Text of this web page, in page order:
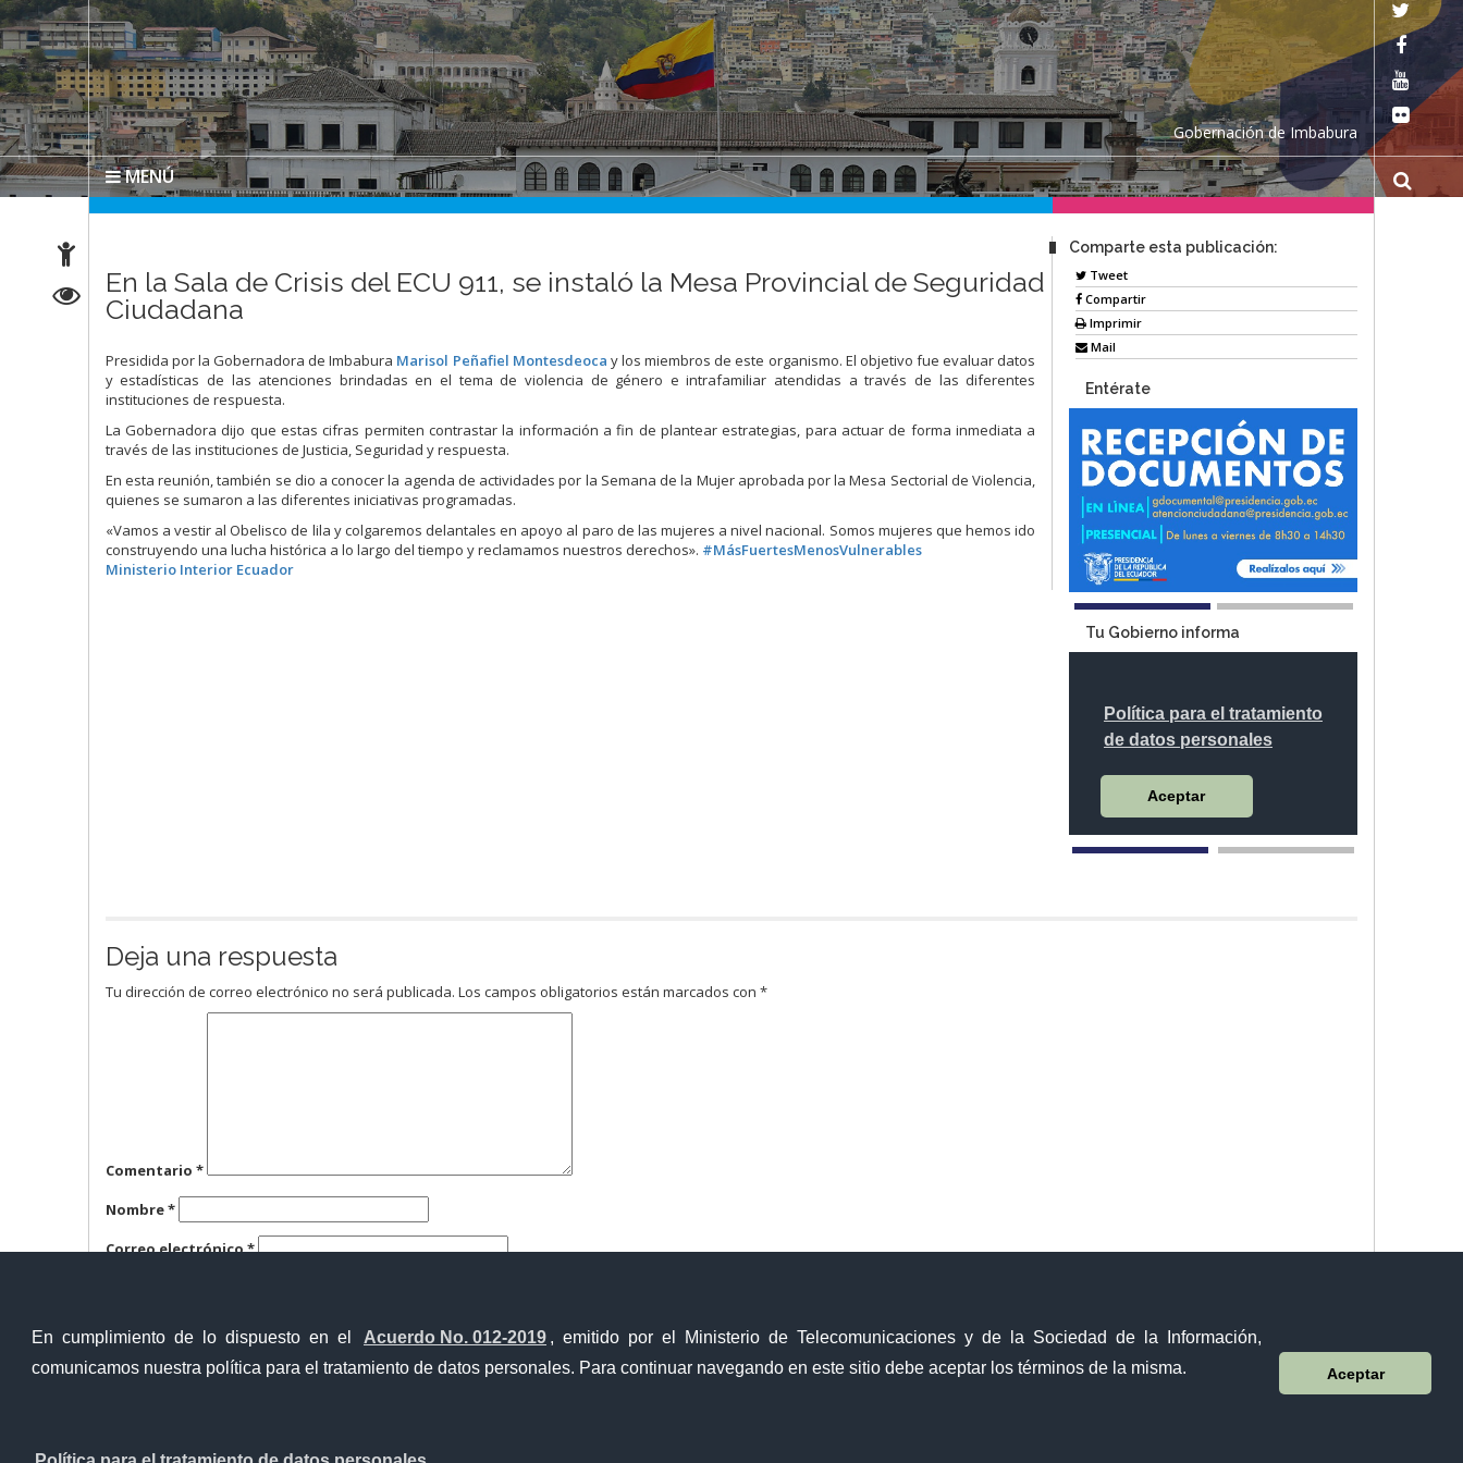
En cumplimiento de lo dispuesto en el Acuerdo No. 012-2019 , emitido por el Ministerio de Telecomunicaciones y de la Sociedad de la Información,
comunicamos nuestra política para el tratamiento de datos personales. Para continuar navegando en este sitio debe aceptar los términos de la misma.
Aceptar
Gobernación de Imbabura
MENÚ
En la Sala de Crisis del ECU 911, se instaló la Mesa Provincial de Seguridad
Ciudadana
Presidida por la Gobernadora de Imbabura Marisol Peñafiel Montesdeoca y los miembros de este organismo. El objetivo fue evaluar datos
y estadísticas de las atenciones brindadas en el tema de violencia de género e intrafamiliar atendidas a través de las diferentes
instituciones de respuesta.
La Gobernadora dijo que estas cifras permiten contrastar la información a fin de plantear estrategias, para actuar de forma inmediata a
través de las instituciones de Justicia, Seguridad y respuesta.
En esta reunión, también se dio a conocer la agenda de actividades por la Semana de la Mujer aprobada por la Mesa Sectorial de Violencia,
quienes se sumaron a las diferentes iniciativas programadas.
«Vamos a vestir al Obelisco de lila y colgaremos delantales en apoyo al paro de las mujeres a nivel nacional. Somos mujeres que hemos ido
construyendo una lucha histórica a lo largo del tiempo y reclamamos nuestros derechos». #MásFuertesMenosVulnerables
Ministerio Interior Ecuador
Comparte esta publicación:
Tweet
Compartir
Imprimir
Mail
Entérate
Tu Gobierno informa
Deja una respuesta
Tu dirección de correo electrónico no será publicada. Los campos obligatorios están marcados con *
Comentario *
Nombre*
Correo electrónico*
Sistema Nacional de Información (SNI)